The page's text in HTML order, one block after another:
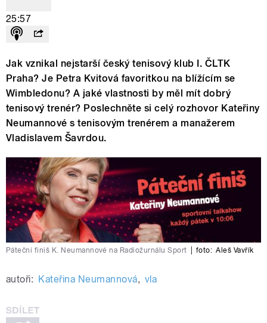
25:57
Jak vznikal nejstarší český tenisový klub I. ČLTK
Praha? Je Petra Kvitová favoritkou na blížícím se
Wimbledonu? A jaké vlastnosti by měl mít dobrý
tenisový trenér? Poslechněte si celý rozhovor Kateřiny
Neumannové s tenisovým trenérem a manažerem
Vladislavem Šavrdou.
Páteční finiš K. Neumannové na Radiožurnálu Sport foto: Aleš Vavřík
autoři: Kateřina Neumannová, vla